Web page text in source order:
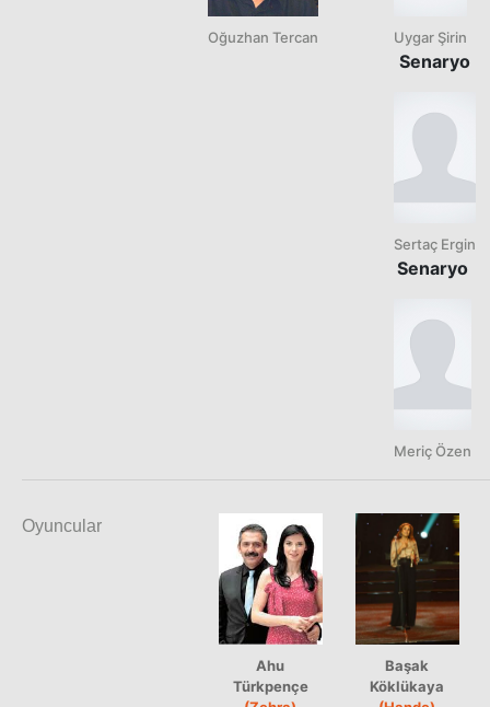
Oğuzhan Tercan Uygar Şirin
Senaryo
Sertaç Ergin
Senaryo
Meriç Özen
Oyuncular
Ahu
Türkpençe
Başak
Köklükaya